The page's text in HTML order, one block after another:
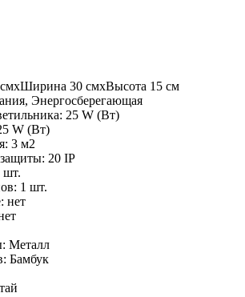
хШирина 30 смхВысота 15 см
Энергосберегающая
25 W (Вт)
W (Вт)
3 м2
20 IP
шт.
1 шт.
нет
Металл
Бамбук